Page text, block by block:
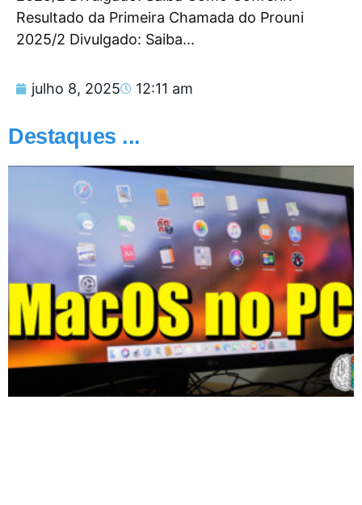
Resultado da Primeira Chamada do Prouni
2025/2 Divulgado: Saiba...
julho 8, 2025 12:11 am
Destaques ...